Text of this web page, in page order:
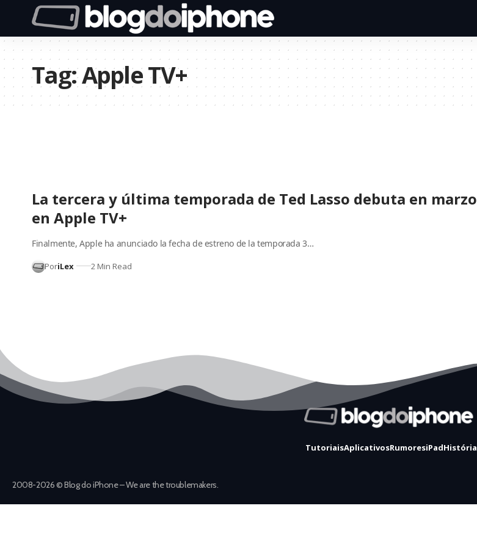
Tag:Apple TV+
La tercera y última temporada de Ted Lasso debuta en marzo
en Apple TV+
Finalmente, Apple ha anunciado la fecha de estreno de la temporada 3…
PoriLex 2 Min Read
TutoriaisAplicativosRumoresiPadHistória
2008-2026 © Blog do iPhone – We are the troublemakers.